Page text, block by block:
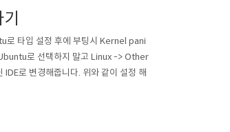
타입 설정 후에 부팅시 Kernel pani
로 선택하지 말고 Linux -> Other
로 변경해줍니다. 위와 같이 설정 해